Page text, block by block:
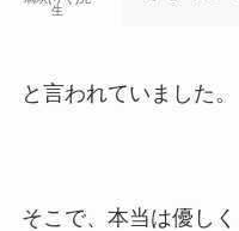
生
と言われていました。
そこで、本当は優し